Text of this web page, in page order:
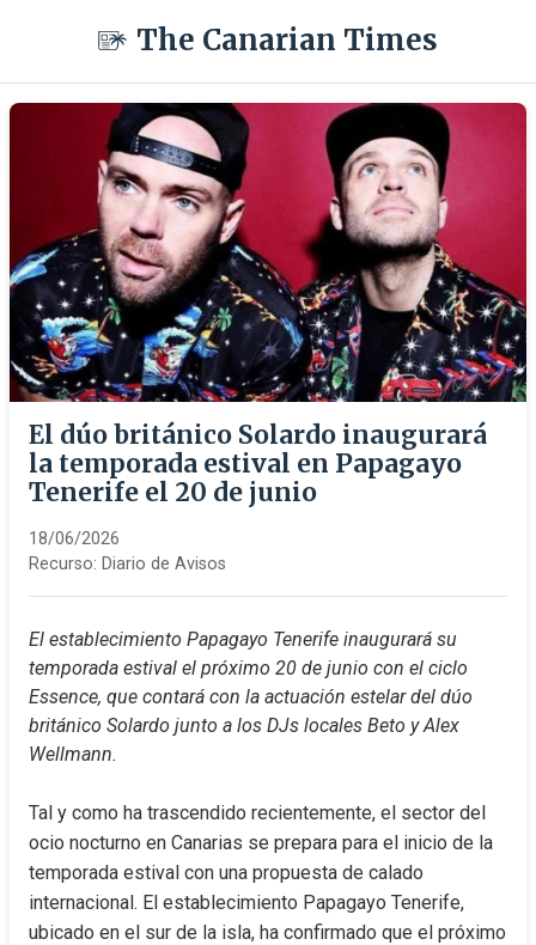
The Canarian Times
El dúo británico Solardo inaugurará
la temporada estival en Papagayo
Tenerife el 20 de junio
18/06/2026
Recurso: Diario de Avisos
El establecimiento Papagayo Tenerife inaugurará su
temporada estival el próximo 20 de junio con el ciclo
Essence, que contará con la actuación estelar del dúo
británico Solardo junto a los DJs locales Beto y Alex
Wellmann.
Tal y como ha trascendido recientemente, el sector del
ocio nocturno en Canarias se prepara para el inicio de la
temporada estival con una propuesta de calado
internacional. El establecimiento Papagayo Tenerife,
ubicado en el sur de la isla, ha confirmado que el próximo